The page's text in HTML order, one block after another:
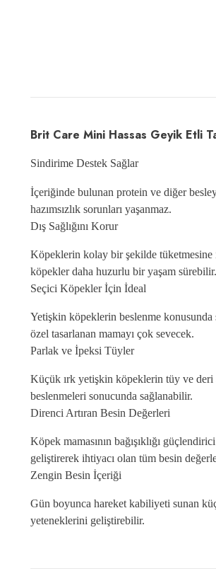
Brit Care Mini Hassas Geyik Etli
Sindirime Destek Sağlar
İçeriğinde bulunan protein ve diğer
hazımsızlık sorunları yaşanmaz.
Dış Sağlığını Korur
Köpeklerin kolay bir şekilde tüketmesine
köpekler daha huzurlu bir yaşam sürebilir.
Seçici Köpekler İçin İdeal
Yetişkin köpeklerin beslenme
özel tasarlanan mamayı çok sevecek.
Parlak ve İpeksi Tüyler
Küçük ırk yetişkin köpeklerin tüy ve deri
beslenmeleri sonucunda sağlanabilir.
Direnci Artıran Besin Değerleri
Köpek mamasının bağışıklığı
geliştirerek ihtiyacı olan tüm besin
Zengin Besin İçeriği
Gün boyunca hareket kabiliyeti sunan
yeteneklerini geliştirebilir.